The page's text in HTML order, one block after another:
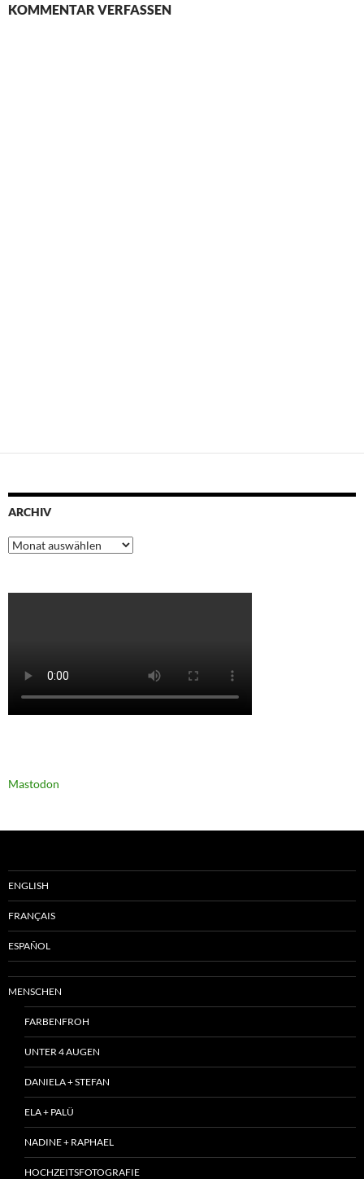
KOMMENTAR VERFASSEN
ARCHIV
Archiv
Mastodon
ENGLISH
FRANÇAIS
ESPAÑOL
MENSCHEN
FARBENFROH
UNTER 4 AUGEN
DANIELA + STEFAN
ELA + PALÜ
NADINE + RAPHAEL
HOCHZEITSFOTOGRAFIE